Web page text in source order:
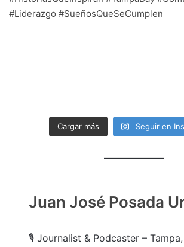
Cargar más Seguir en
Juan José Posada
🎙️ Journalist & Podcaster –